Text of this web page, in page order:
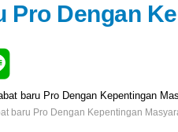
Pro Dengan
baru Pro Dengan Kepentingan